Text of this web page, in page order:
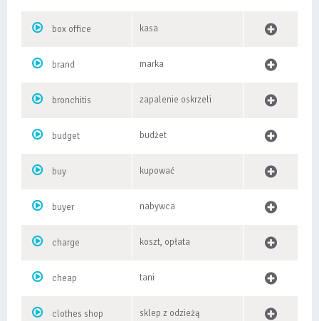
box office kasa
brand marka
bronchitis zapalenie oskrzeli
budget budżet
buy kupować
buyer nabywca
charge koszt, opłata
cheap tani
clothes shop sklep z odzieżą